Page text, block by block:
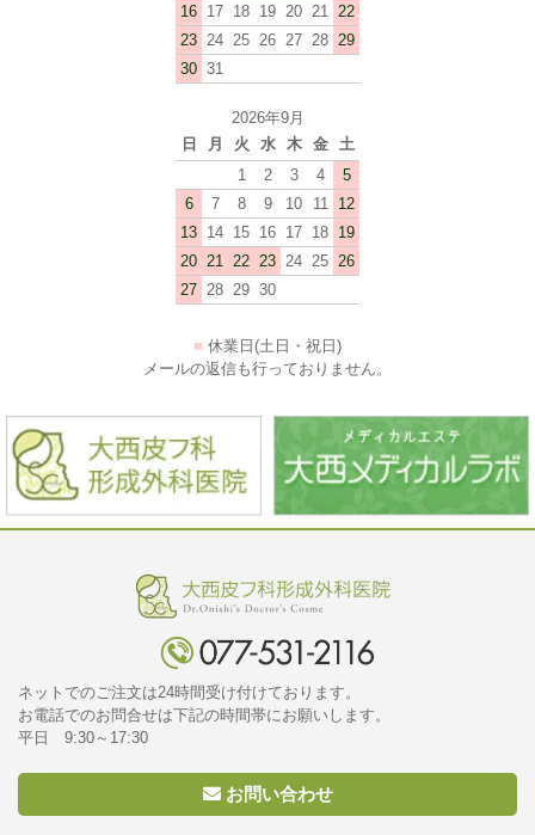
16 17 18 19 20 21
22
23 24 25 26 27 28 29
30 31
2026年9月
日
月 火 水 木 金
土
1
2 3 4
5
6
7 8 9 10 11
12
13 14 15 16 17 18 19
20 21 22 23 24 25 26
27 28 29 30
■ 休業日(土日・祝日)
メールの返信も行っておりません。
ネットでのご注文は24時間受け付けております。
お電話でのお問合せは下記の時間帯にお願いします。
平日 9:30～17:30
お問い合わせ